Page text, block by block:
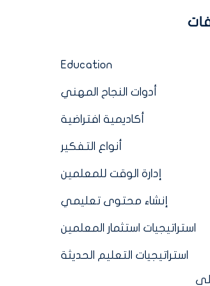
Education
أدوات النجاح المهني
أكاديمية افتراضية
أنواع التفكير
إدارة الوقت للمعلمين
إنشاء محتوى تعليمي
استراتيجيات استثمار المعلمين
استراتيجيات التعليم الحديثة